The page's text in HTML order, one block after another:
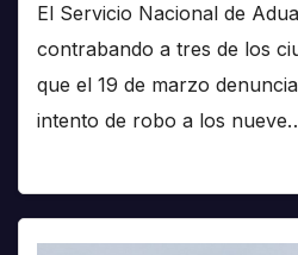
El Servicio Nacional de
contrabando a tres de los
que el 19 de marzo
intento de robo a los